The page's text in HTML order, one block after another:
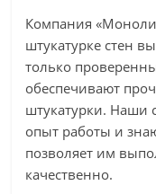
Компания
штукатурке стен
только
обеспечивают
штукатурки. Наши
опыт работы и
позволяет им
качественно.